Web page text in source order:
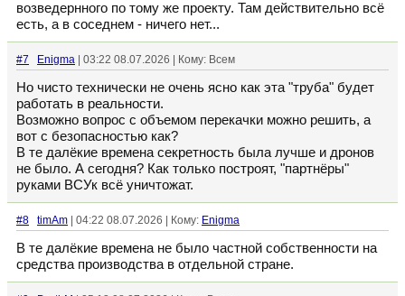
возведернного по тому же проекту. Там действительно всё
есть, а в соседнем - ничего нет...
#7 Enigma | 03:22 08.07.2026 | Кому: Всем
Но чисто технически не очень ясно как эта "труба" будет
работать в реальности.
Возможно вопрос с объемом перекачки можно решить, а
вот с безопасностью как?
В те далёкие времена секретность была лучше и дронов
не было. А сегодня? Как только построят, "партнёры"
руками ВСУк всё уничтожат.
#8 timAm | 04:22 08.07.2026 | Кому: Enigma
В те далёкие времена не было частной собственности на
средства производства в отдельной стране.